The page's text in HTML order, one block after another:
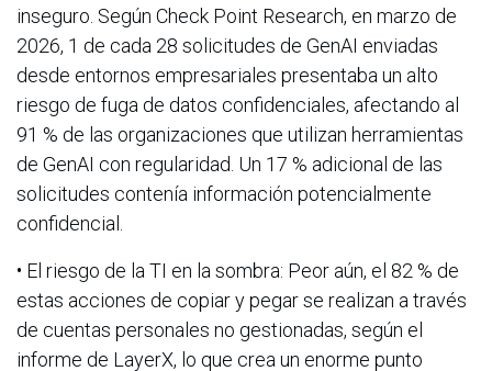
inseguro. Según Check Point Research, en marzo de
2026, 1 de cada 28 solicitudes de GenAI enviadas
desde entornos empresariales presentaba un alto
riesgo de fuga de datos confidenciales, afectando al
91 % de las organizaciones que utilizan herramientas
de GenAI con regularidad. Un 17 % adicional de las
solicitudes contenía información potencialmente
confidencial.
• El riesgo de la TI en la sombra: Peor aún, el 82 % de
estas acciones de copiar y pegar se realizan a través
de cuentas personales no gestionadas, según el
informe de LayerX, lo que crea un enorme punto